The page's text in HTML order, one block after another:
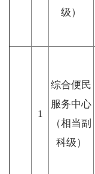
级）
1
综合便民
服务中心
（相当副
科级）